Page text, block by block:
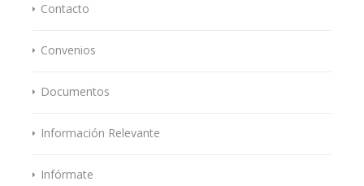
Contacto
Convenios
Documentos
Información Relevante
Infórmate